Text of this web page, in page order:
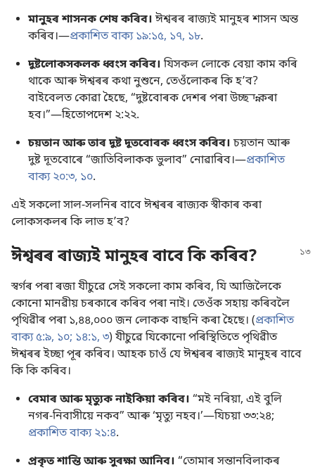
মানুহৰ শাসনক শেষ কৰিব।ঈশ্বৰৰ ৰাজ্যই মানুহৰ শাসন অন্ত
কৰিব।—প্ৰকাশিত বাক্য ১৯:১৫, ১৭, ১৮.
দুষ্টলোকসকলক ধ্বংস কৰিব।যিসকল লোকে বেয়া কাম কৰি
থাকে আৰু ঈশ্বৰৰ কথা নুশুনে, তেওঁলোকৰ কি হʼব?
বাইবেলত কোৱা হৈছে, “দুষ্টবোৰক দেশৰ পৰা উচ্ছন্ন কৰা
হব।”—হিতোপদেশ ২:২২.
চয়তান আৰু তাৰ দুষ্ট দূতবোৰক ধ্বংস কৰিব।চয়তান আৰু
দুষ্ট দূতবোৰে “জাতিবিলাকক ভুলাব” নোৱাৰিব।—প্ৰকাশিত
বাক্য ২০:৩, ১০.
এই সকলো সাল-সলনিৰ বাবে ঈশ্বৰৰ ৰাজ্যক স্বীকাৰ কৰা
লোকসকলৰ কি লাভ হʼব?
ঈশ্বৰৰ ৰাজ্যই মানুহৰ বাবে কি কৰিব?
স্বৰ্গৰ পৰা ৰজা যীচুৱে সেই সকলো কাম কৰিব, যি আজিলৈকে
কোনো মানৱীয় চৰকাৰে কৰিব পৰা নাই। তেওঁক সহায় কৰিবলৈ
পৃথিৱীৰ পৰা ১,৪৪,০০০ জন লোকক বাছনি কৰা হৈছে। (প্ৰকাশিত
বাক্য ৫:৯, ১০; ১৪:১, ৩) যীচুৱে যিকোনো পৰিস্থিতিতে পৃথিৱীত
ঈশ্বৰৰ ইচ্ছা পূৰ কৰিব। আহক চাওঁ যে ঈশ্বৰৰ ৰাজ্যই মানুহৰ বাবে
কি কি কৰিব।
বেমাৰ আৰু মৃত্যুক নাইকিয়া কৰিব। “মই নৰিয়া, এই বুলি
নগৰ-নিবাসীয়ে নকব” আৰু ‘মৃত্যু নহব।’—যিচয়া ৩৩:২৪;
প্ৰকাশিত বাক্য ২১:৪.
প্ৰকৃত শান্তি আৰু সুৰক্ষা আনিব। “তোমাৰ সন্তানবিলাকৰ